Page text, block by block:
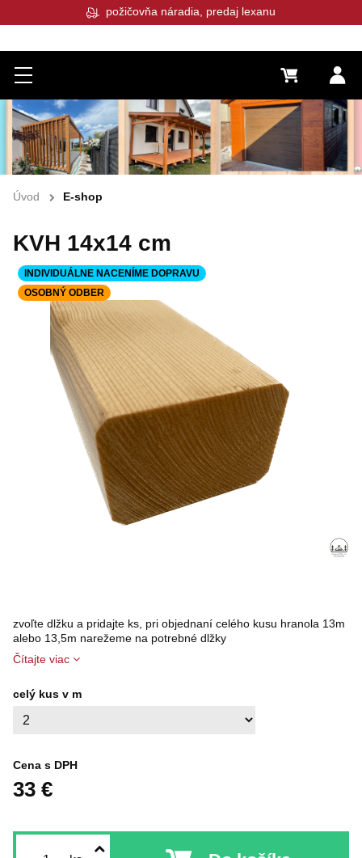
Menu 0 €
požičovňa náradia, predaj lexanu
Úvod E-shop
KVH 14x14 cm
zvoľte dlžku a pridajte ks, pri objednaní celého kusu hranola 13m
alebo 13,5m narežeme na potrebné dlžky
Čítajte viac
INDIVIDUÁLNE NACENÍME DOPRAVU
OSOBNÝ ODBER
celý kus v m
Cena s DPH
33 €